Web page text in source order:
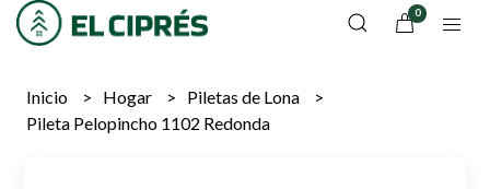
0
Inicio Hogar
Piletas de Lona
Pileta Pelopincho 1102 Redonda